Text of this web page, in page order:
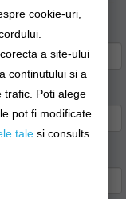
cookie-uri,
a site-ului
continutului si a
trafic. Poti alege
pot fi modificate
tale si consults